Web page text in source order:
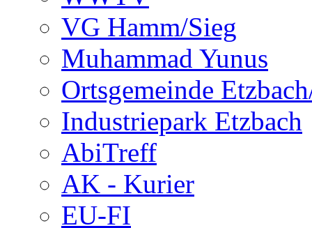
VG Hamm/Sieg
Muhammad Yunus
Ortsgemeinde
Industriepark Etzbach
AbiTreff
AK - Kurier
EU-FI